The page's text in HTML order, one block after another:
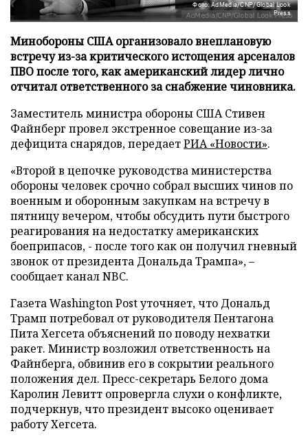
Фото: AdMedia/CNP/Global Look
Press
Минобороны США организовало внеплановую
встречу из-за критического истощения арсеналов
ПВО после того, как американский лидер лично
отчитал ответственного за снабжение чиновника.
Заместитель министра обороны США Стивен
Файнберг провел экстренное совещание из-за
дефицита снарядов, передаетРИА «Новости».
«Второй в цепочке руководства министерства
обороны человек срочно собрал высших чинов по
военным и оборонным закупкам на встречу в
пятницу вечером, чтобы обсудить пути быстрого
реагирования на недостатку американских
боеприпасов, - после того как он получил гневный
звонок от президента Дональда Трампа», –
сообщает канал NBC.
Газета Washington Post уточняет, что Дональд
Трамп потребовал от руководителя Пентагона
Пита Хегсета объяснений по поводу нехватки
ракет. Министр возложил ответственность на
Файнберга, обвинив его в сокрытии реального
положения дел. Пресс-секретарь Белого дома
Каролин Левитт опровергла слухи о конфликте,
подчеркнув, что президент высоко оценивает
работу Хегсета.